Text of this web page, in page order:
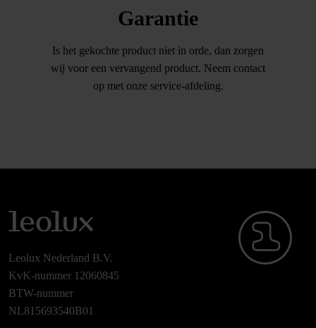
Garantie
Is het gekochte product niet in orde, dan zorgen
wij voor een vervangend product. Neem contact
op met onze service-afdeling.
Leolux Nederland B.V.
KvK-nummer 12060845
BTW-nummer
NL815693540B01